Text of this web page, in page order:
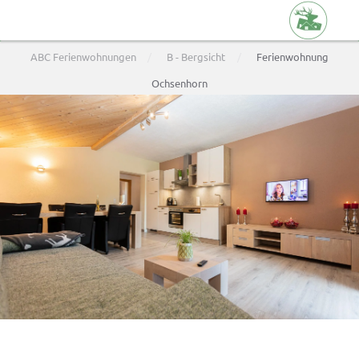
Skip
to
content
ABC Ferienwohnungen B - Bergsicht
Ferienwohnung
Ochsenhorn